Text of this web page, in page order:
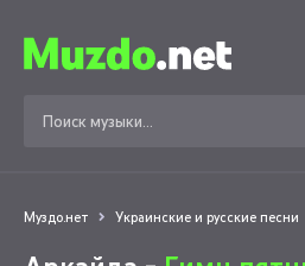
Муздо.нет Украинские и русские песни